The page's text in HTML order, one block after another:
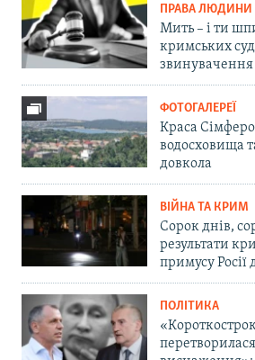
ПРАВА ЛЮДИНИ
Мить – і ти
кримських
звинувачення
ФОТОГАЛЕРЕЇ
Краса
водосховища
довкола
ВІЙНА ТА КРИМ
Сорок днів,
результати
примусу Росії
ПОЛІТИКА